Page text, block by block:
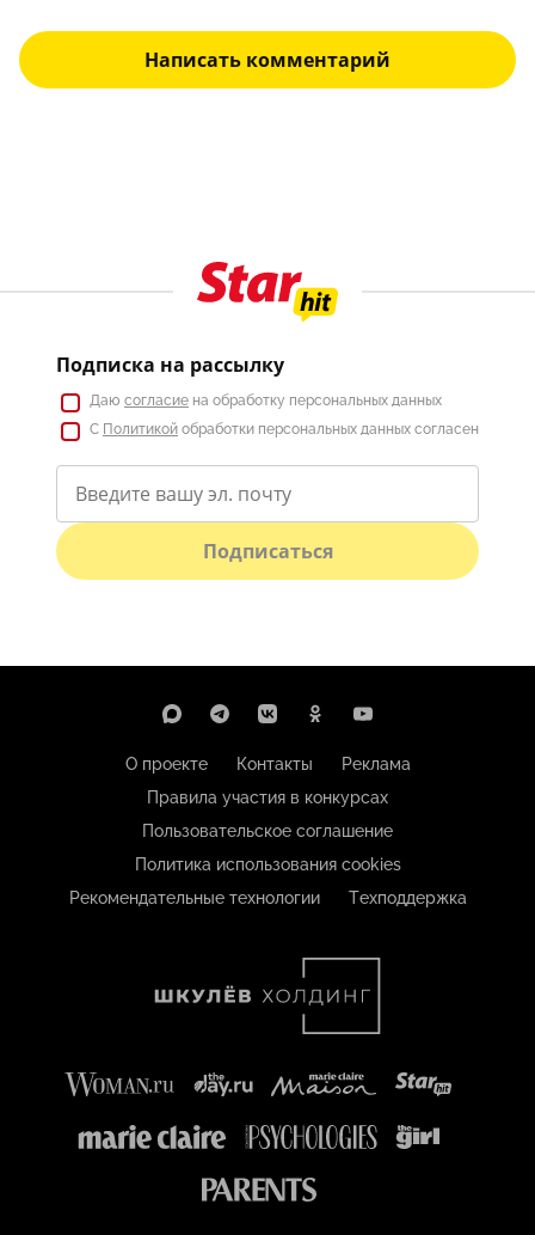
Написать комментарий
Подписка на рассылку
Даю согласие на обработку персональных данных
С Политикой обработки персональных данных согласен
Подписаться
О проекте Контакты
Реклама
Правила участия в конкурсах
Пользовательское соглашение
Политика использования cookies
Рекомендательные технологии
Техподдержка